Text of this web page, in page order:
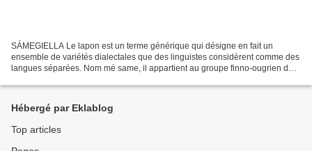
SÁMEGIELLA Le lapon est un terme générique qui désigne en fait un
ensemble de variétés dialectales que des linguistes considèrent comme des
langues séparées. Nom mé same, il appartient au groupe finno-ougrien de
Hébergé par Eklablog
Top articles